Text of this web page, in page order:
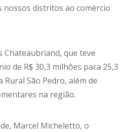
nossos distritos ao comércio
Chateaubriand, que teve
de R$ 30,3 milhões para 25,3
São Pedro, além de
na região.
Marcel Micheletto, o